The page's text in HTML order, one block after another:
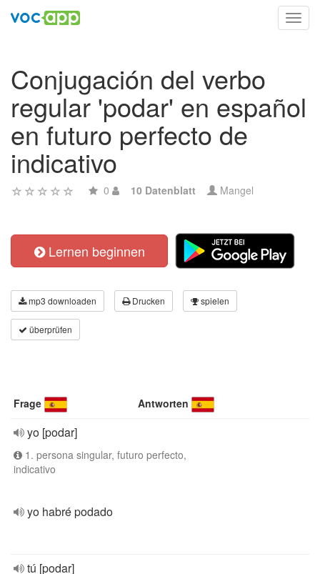
Conjugación del verbo
regular 'podar' en español
en futuro perfecto de
indicativo
0 10 Datenblatt Mangel
Lernen beginnen
mp3 downloaden Drucken spielen
überprüfen
Frage Antworten
yo [podar]
1. persona singular, futuro perfecto,
indicativo
yo habré podado
tú [podar]